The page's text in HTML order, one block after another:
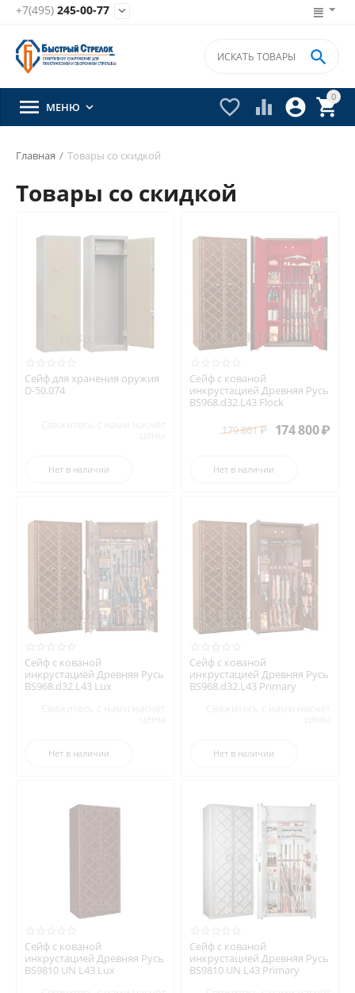
+7(495) 245-00-77 
0


 

 МЕНЮ 
Главная / Товары со скидкой
Товары со скидкой
Сейф для хранения оружия
D-50.074
Нет в наличии
Сейф с кованой
инкрустацией Древняя Русь
BS968.d32.L43 Flock
179 861₽ 174 800₽
Нет в наличии
Сейф с кованой
инкрустацией Древняя Русь
BS968.d32.L43 Lux
Нет в наличии
Сейф с кованой
инкрустацией Древняя Русь
BS968.d32.L43 Primary
Нет в наличии
Сейф с кованой
инкрустацией Древняя Русь
BS9810 UN L43 Lux
Сейф с кованой
инкрустацией Древняя Русь
BS9810 UN L43 Primary